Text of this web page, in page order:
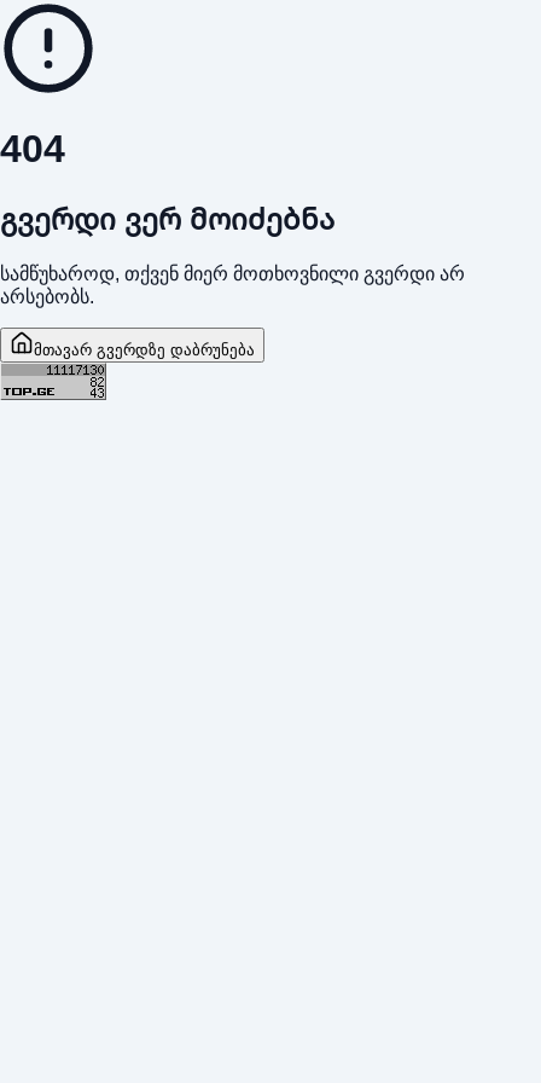
404
გვერდი ვერ მოიძებნა
სამწუხაროდ, თქვენ მიერ მოთხოვნილი გვერდი არ
არსებობს.
მთავარ გვერდზე დაბრუნება